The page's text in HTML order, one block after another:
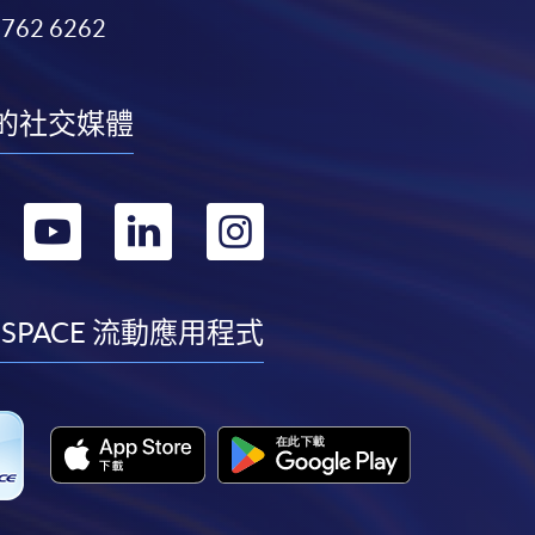
6262
社交媒體
轉
youtube
轉
linkedin
轉
instagram
流動應用程式